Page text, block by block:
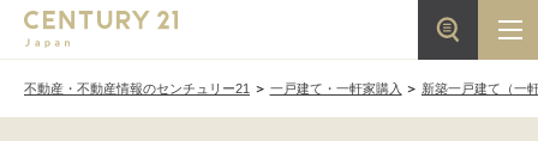
不動産・不動産情報のセンチュリー21 一戸建て・一軒家購入 新築一戸建て（一